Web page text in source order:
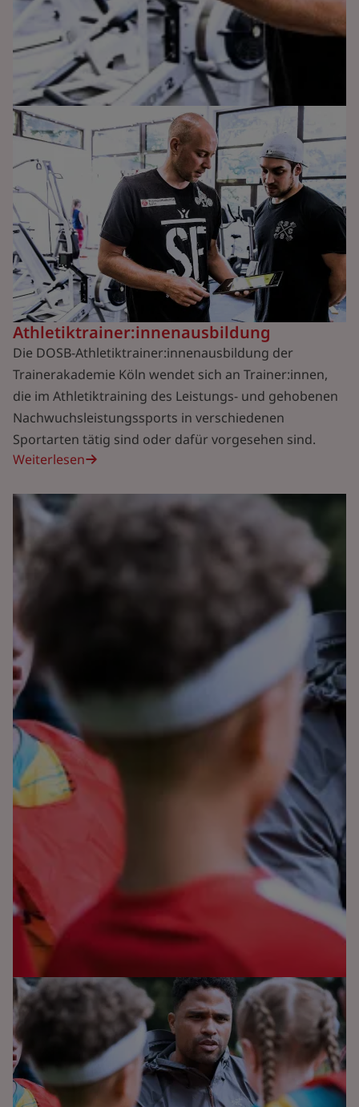
Athletiktrainer:innenausbildung
Die DOSB-Athletiktrainer:innenausbildung der
Trainerakademie Köln wendet sich an Trainer:innen,
die im Athletiktraining des Leistungs- und gehobenen
Nachwuchsleistungssports in verschiedenen
Sportarten tätig sind oder dafür vorgesehen sind.
Weiterlesen